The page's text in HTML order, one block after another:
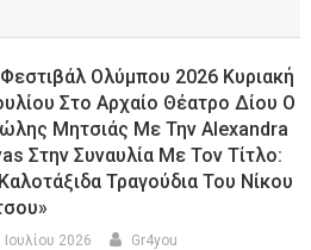
Ολύμπου 2026 Κυριακή
Στο Αρχαίο Θέατρο Δίου Ο
Μητσιάς Με Την Alexandra
Στην Συναυλία Με Τον Τίτλο:
Τραγούδια Του Νίκου
Ιουλίου 2026 Gr4you